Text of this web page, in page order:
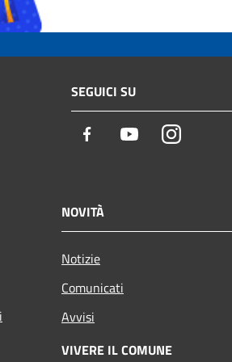
SEGUICI SU
Facebook YoutubeInstagram
NOVITÀ
Notizie
Comunicati
Avvisi
VIVERE IL COMUNE